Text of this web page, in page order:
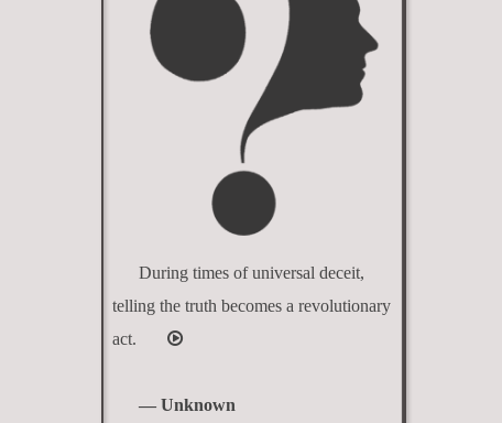
During times of universal deceit,
telling the truth becomes a revolutionary
act.
— Unknown